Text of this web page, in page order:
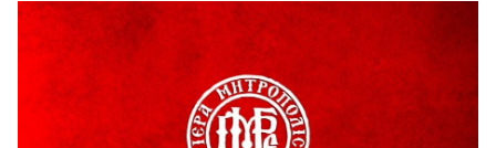
4 Αυγούστου 2026
Τελικά τι είναι πολιτισμός;
Ολοσχερής καταστροφή κατοικίας από πυρκαγιά στην
Καληράχη Γρεβενών